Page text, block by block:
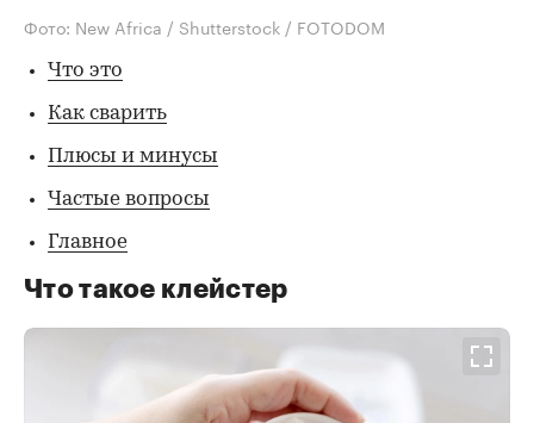
Фото: New Africa / Shutterstock / FOTODOM
Что это
Как сварить
Плюсы и минусы
Частые вопросы
Главное
Что такое клейстер